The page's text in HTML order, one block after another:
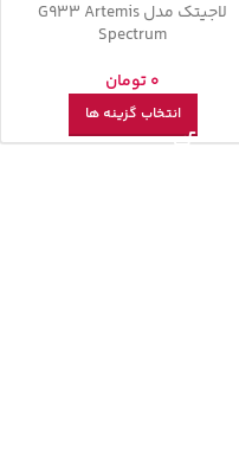
لاجیتک مدل G933 Artemis
Spectrum
0تومان
انتخاب گزینه ها